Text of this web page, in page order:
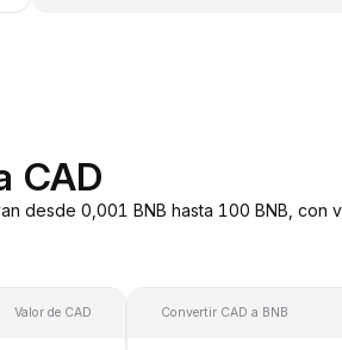
CAD
desde 0,001 BNB hasta 100 BNB,
Valor de CAD Convertir CAD a BNB